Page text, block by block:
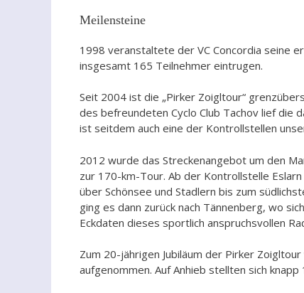
Meilensteine
1998 veranstaltete der VC Concordia seine
insgesamt 165 Teilnehmer eintrugen.
Seit 2004 ist die „Pirker Zoigltour“
des befreundeten Cyclo Club Tachov lief die
ist seitdem auch eine der Kontrollstellen
2012 wurde das Streckenangebot um den
zur 170-km-Tour. Ab der Kontrollstelle
über Schönsee und Stadlern bis zum
ging es dann zurück nach Tännenberg, wo
Eckdaten dieses sportlich anspruchsvollen
Zum 20-jährigen Jubiläum der Pirker
aufgenommen. Auf Anhieb stellten sich